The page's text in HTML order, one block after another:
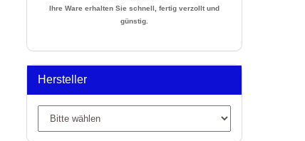
Ihre Ware erhalten Sie schnell, fertig verzollt und
günstig.
Hersteller